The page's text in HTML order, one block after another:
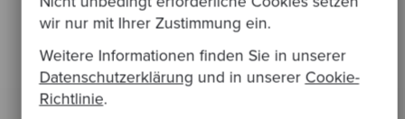
wir nur mit Ihrer Zustimmung ein.
Weitere Informationen finden Sie in unserer
Datenschutzerklärung und in unserer Cookie-
Richtlinie.
Mehr lesen:
Diese Blogartikel sind auf Englisch.